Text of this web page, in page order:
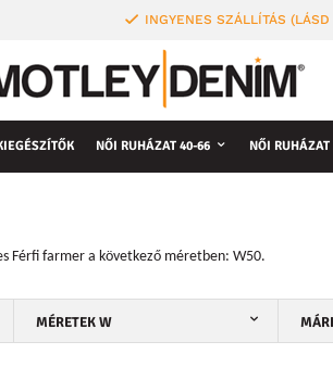
INGYENES SZÁLLÍTÁS
NŐI RUHÁZAT 40-66 NŐI RUHÁZAT
Férfi farmer a következő méretben: W50.
MÉRETEK W